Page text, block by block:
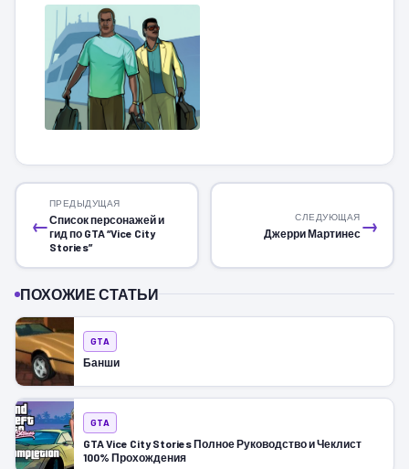
←
ПРЕДЫДУЩАЯ
Список персонажей и
гид по GTA “Vice City
Stories”
→
СЛЕДУЮЩАЯ
Джерри Мартинес
ПОХОЖИЕ СТАТЬИ
GTA
Банши
GTA
GTA Vice City Stories Полное Руководство и Чеклист
100% Прохождения